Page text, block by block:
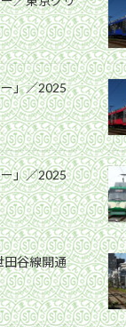
」／2025
」／2025
田谷線開通